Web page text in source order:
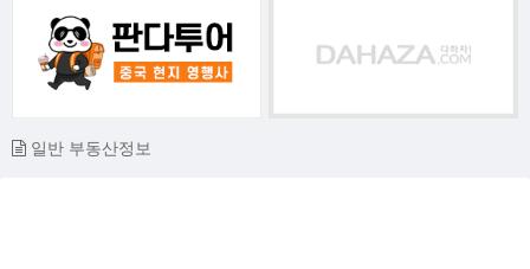
일반 부동산정보